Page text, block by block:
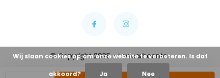
© Copyright 2026 - Lowcarbcenter
Wij slaan cookies op om onze website te verbeteren. Is dat
akkoord? Ja Nee